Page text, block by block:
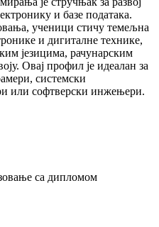
и базе података.
ученици стичу темељна
и дигиталне технике,
језицима, рачунарским
Овај профил је идеалан за
системски
или софтверски инжењери.
са дипломом